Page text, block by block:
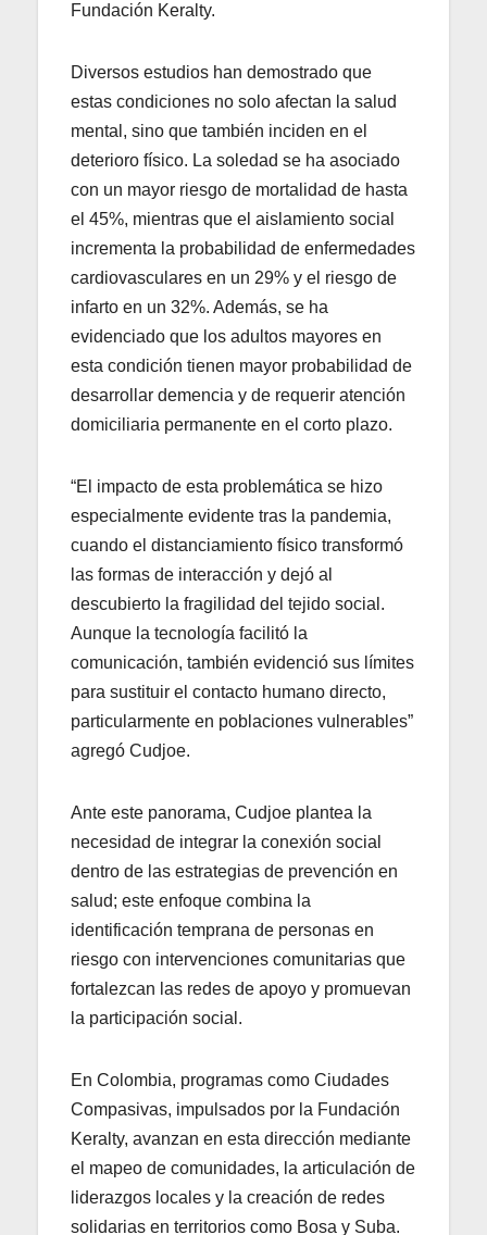
Fundación Keralty.
Diversos estudios han demostrado que
estas condiciones no solo afectan la salud
mental, sino que también inciden en el
deterioro físico. La soledad se ha asociado
con un mayor riesgo de mortalidad de hasta
el 45%, mientras que el aislamiento social
incrementa la probabilidad de enfermedades
cardiovasculares en un 29% y el riesgo de
infarto en un 32%. Además, se ha
evidenciado que los adultos mayores en
esta condición tienen mayor probabilidad de
desarrollar demencia y de requerir atención
domiciliaria permanente en el corto plazo.
“El impacto de esta problemática se hizo
especialmente evidente tras la pandemia,
cuando el distanciamiento físico transformó
las formas de interacción y dejó al
descubierto la fragilidad del tejido social.
Aunque la tecnología facilitó la
comunicación, también evidenció sus límites
para sustituir el contacto humano directo,
particularmente en poblaciones vulnerables”
agregó Cudjoe.
Ante este panorama, Cudjoe plantea la
necesidad de integrar la conexión social
dentro de las estrategias de prevención en
salud; este enfoque combina la
identificación temprana de personas en
riesgo con intervenciones comunitarias que
fortalezcan las redes de apoyo y promuevan
la participación social.
En Colombia, programas como Ciudades
Compasivas, impulsados por la Fundación
Keralty, avanzan en esta dirección mediante
el mapeo de comunidades, la articulación de
liderazgos locales y la creación de redes
solidarias en territorios como Bosa y Suba.